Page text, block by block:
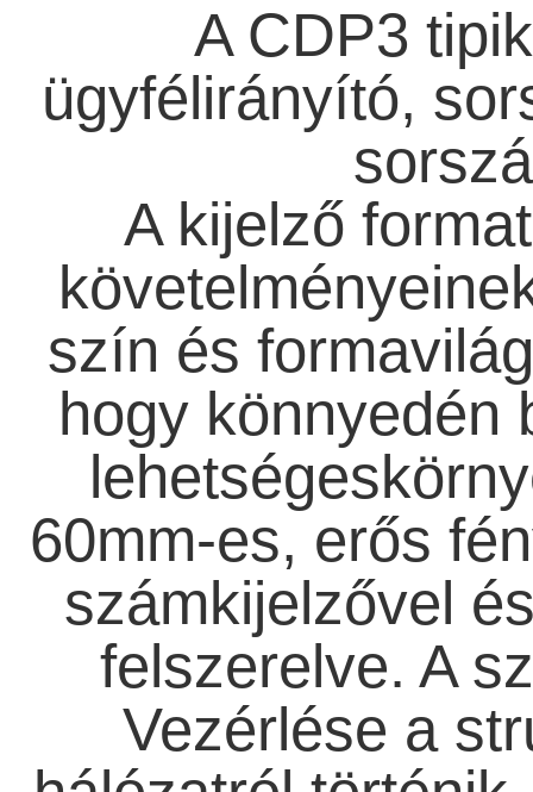
A CDP3
ügyfélirányító,
A kijelző
szín és
hogy könnyedén
60mm-es, erős
számkijelzővel
felszerelve. A
Vezérlése a